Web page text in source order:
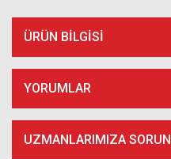
ÜRÜN BILGISI
YORUMLAR
UZMANLARIMIZA SORUN